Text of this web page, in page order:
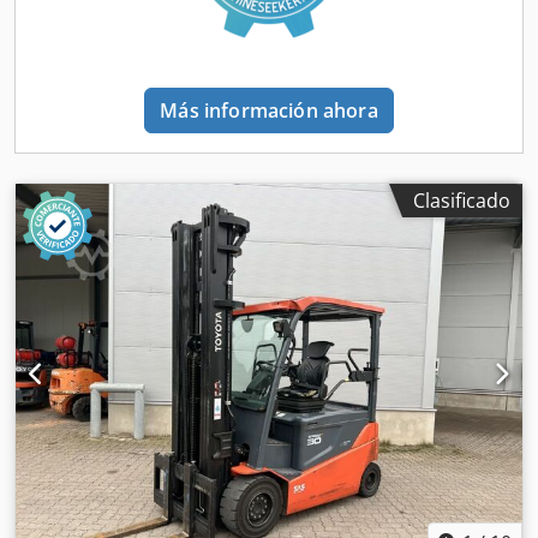
la batería: 2021 Estado de la batería: 60-80% Descripción:
Alemán Toyota 8FBMT25 N.º: R0999 Año de fabricación:
carga: 2.500 kg Altura de elevación: 3.300 mm Altura total:
2.350 mm Mástil: Dúplex Elevación libre: 1.890 mm Batería:
80 V / 750 Ah, año 2021 Estado de la batería: 60-80%
de trabajo delanteras y traseras, y espejo interior.
Cargador disponible bajo petición. ¡Transporte rápido y
sencillo posible, según acuerdo! Este anuncio sirve
únicamente para identificar el equipo. Se proporciona una
descripción detallada del estado y de las posibles
características adicionales individualmente, bajo petición.
Salvo errores y venta previa. Venta solo a empresas. Toda
la maquinaria usada se vende sin garantía. Si no ha
encontrado el equipo adecuado, póngase en contacto con
nosotros. Tenemos una amplia selección de equipos
adicionales disponibles en nuestras instalaciones. Inglés
Toyota 8FBMT25 N.º: R0999 Año de fabricación: 03/2021
Horas de funcionamiento: 4.796 Capacidad de elevación:
2.500 kg Altura de elevación: 3.300 mm Altura total: 2.350
Más información ahora
Clasificado